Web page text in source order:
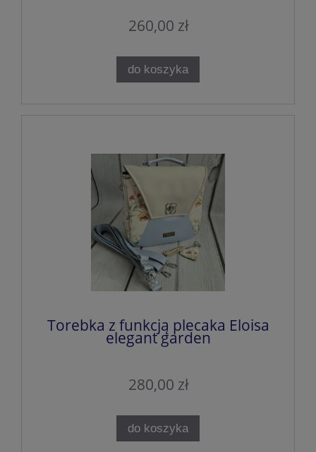
260,00 zł
do koszyka
Torebka z funkcją plecaka Eloisa
elegant garden
280,00 zł
do koszyka